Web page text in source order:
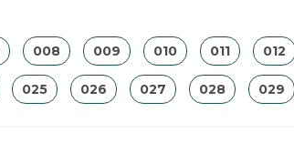
008 009 010 011 012
025 026 027 028 029